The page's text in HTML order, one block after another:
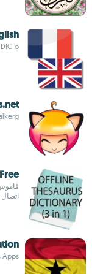
DIC-o
اتصال
Apps